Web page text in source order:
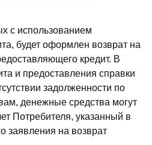
с использованием
будет оформлен возврат на
кредит. В
и предоставления справки
задолженности по
денежные средства могут
Потребителя, указанный в
заявления на возврат